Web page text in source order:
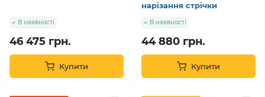
В наявності
46 475 грн.
Купити
нарізання стрічки
В наявності
44 880 грн.
Купити